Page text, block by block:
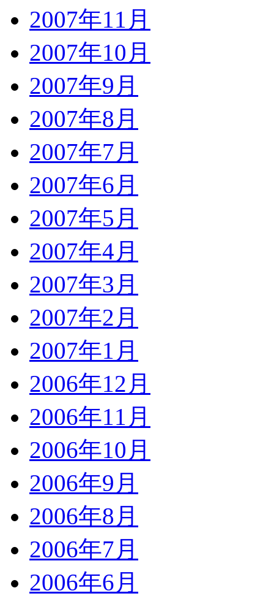
2007年11月
2007年10月
2007年9月
2007年8月
2007年7月
2007年6月
2007年5月
2007年4月
2007年3月
2007年2月
2007年1月
2006年12月
2006年11月
2006年10月
2006年9月
2006年8月
2006年7月
2006年6月